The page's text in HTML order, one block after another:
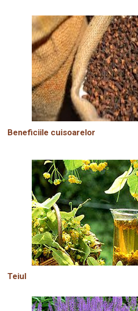
Beneficiile cuisoarelor
Teiul